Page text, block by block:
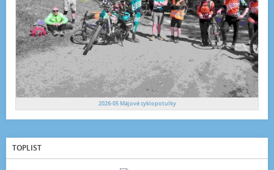
2026-05 Májové cyklopotulky
TOPLIST